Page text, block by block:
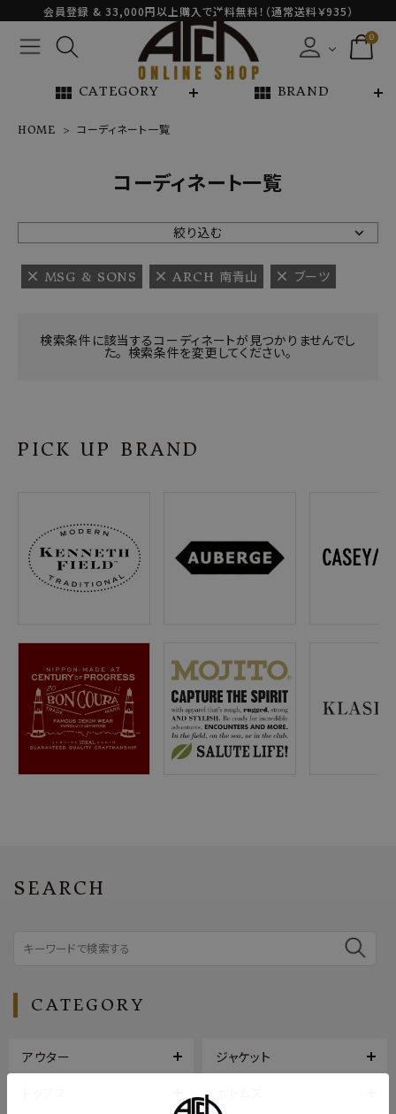
会員登録 & 33,000円以上購入で送料無料！（通常送料￥935）
0
view_module CATEGORY view_module BRAND
NEW ARRIVAL
ARCH EXCLUSIVE
BRAND
INFORMATION
プライバシーポリシー
特定商取引法について
お問い合わせ
ACCOUNT MENU
ようこそ ゲスト 様
meeting_room ログイン 会員登録
HOME コーディネート一覧
コーディネート一覧
絞り込む
MSG & SONS ARCH 南青山 ブーツ
検索条件に該当するコーディネートが見つかりませんでし
た。 検索条件を変更してください。
PICK UP BRAND
SEARCH
CATEGORY
アウター ジャケット